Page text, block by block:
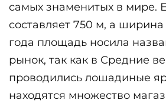
самых знаменитых в мире.
составляет 750 м, а
года площадь носила
рынок, так как в Средние
проводились лошадиные
находятся множество